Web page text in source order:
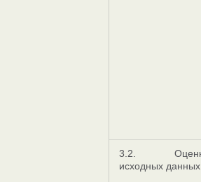
3.2.
исходных данных